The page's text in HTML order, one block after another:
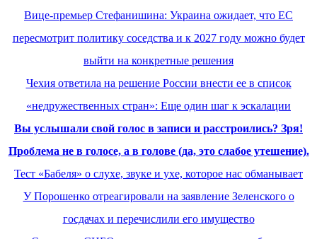
Вице-премьер Стефанишина: Украина ожидает, что ЕС
пересмотрит политику соседства и к 2027 году можно будет
выйти на конкретные решения
Чехия ответила на решение России внести ее в список
«недружественных стран»: Еще один шаг к эскалации
Вы услышали свой голос в записи и расстроились? Зря!
Проблема не в голосе, а в голове (да, это слабое утешение).
Тест «Бабеля» о слухе, звуке и ухе, которое нас обманывает
У Порошенко отреагировали на заявление Зеленского о
госдачах и перечислили его имущество